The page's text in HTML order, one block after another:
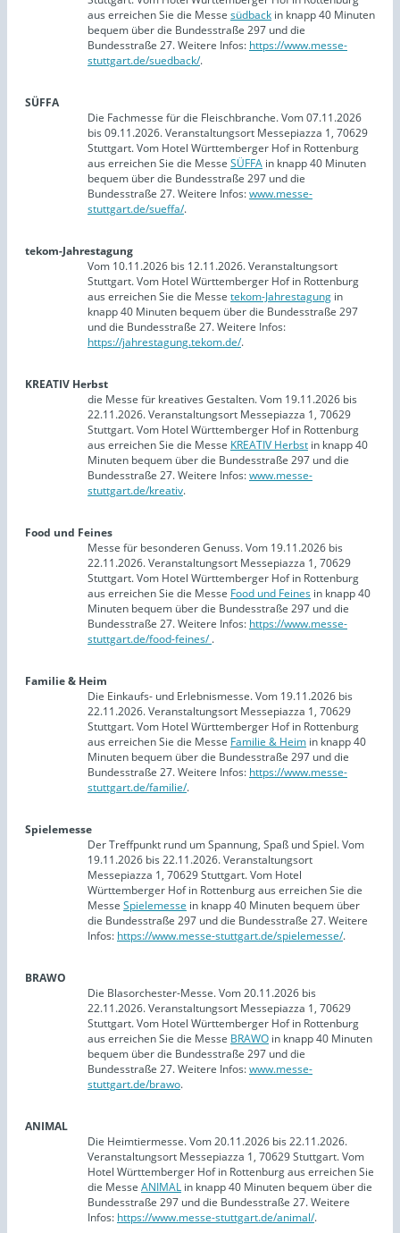
aus erreichen Sie die Messe südback in knapp 40 Minuten
bequem über die Bundesstraße 297 und die
Bundesstraße 27. Weitere Infos: https://www.messe-
stuttgart.de/suedback/.
SÜFFA
Die Fachmesse für die Fleischbranche. Vom 07.11.2026
bis 09.11.2026. Veranstaltungsort Messepiazza 1, 70629
Stuttgart. Vom Hotel Württemberger Hof in Rottenburg
aus erreichen Sie die Messe SÜFFA in knapp 40 Minuten
bequem über die Bundesstraße 297 und die
Bundesstraße 27. Weitere Infos:www.messe-
stuttgart.de/sueffa/.
tekom-Jahrestagung
Vom 10.11.2026 bis 12.11.2026. Veranstaltungsort
Stuttgart. Vom Hotel Württemberger Hof in Rottenburg
aus erreichen Sie die Messe tekom-Jahrestagung in
knapp 40 Minuten bequem über die Bundesstraße 297
und die Bundesstraße 27. Weitere Infos:
https://jahrestagung.tekom.de/.
KREATIV Herbst
die Messe für kreatives Gestalten. Vom 19.11.2026 bis
22.11.2026. Veranstaltungsort Messepiazza 1, 70629
Stuttgart. Vom Hotel Württemberger Hof in Rottenburg
aus erreichen Sie die Messe KREATIV Herbst in knapp 40
Minuten bequem über die Bundesstraße 297 und die
Bundesstraße 27. Weitere Infos:www.messe-
stuttgart.de/kreativ.
Food und Feines
Messe für besonderen Genuss. Vom 19.11.2026 bis
22.11.2026. Veranstaltungsort Messepiazza 1, 70629
Stuttgart. Vom Hotel Württemberger Hof in Rottenburg
aus erreichen Sie die Messe Food und Feines in knapp 40
Minuten bequem über die Bundesstraße 297 und die
Bundesstraße 27. Weitere Infos: https://www.messe-
stuttgart.de/food-feines/.
Familie & Heim
Die Einkaufs- und Erlebnismesse. Vom 19.11.2026 bis
22.11.2026. Veranstaltungsort Messepiazza 1, 70629
Stuttgart. Vom Hotel Württemberger Hof in Rottenburg
aus erreichen Sie die Messe Familie & Heim in knapp 40
Minuten bequem über die Bundesstraße 297 und die
Bundesstraße 27. Weitere Infos: https://www.messe-
stuttgart.de/familie/.
Spielemesse
Der Treffpunkt rund um Spannung, Spaß und Spiel. Vom
19.11.2026 bis 22.11.2026. Veranstaltungsort
Messepiazza 1, 70629 Stuttgart. Vom Hotel
Württemberger Hof in Rottenburg aus erreichen Sie die
Messe Spielemesse in knapp 40 Minuten bequem über
die Bundesstraße 297 und die Bundesstraße 27. Weitere
Infos: https://www.messe-stuttgart.de/spielemesse/.
BRAWO
Die Blasorchester-Messe. Vom 20.11.2026 bis
22.11.2026. Veranstaltungsort Messepiazza 1, 70629
Stuttgart. Vom Hotel Württemberger Hof in Rottenburg
aus erreichen Sie die Messe BRAWO in knapp 40 Minuten
bequem über die Bundesstraße 297 und die
Bundesstraße 27. Weitere Infos:www.messe-
stuttgart.de/brawo.
ANIMAL
Die Heimtiermesse. Vom 20.11.2026 bis 22.11.2026.
Veranstaltungsort Messepiazza 1, 70629 Stuttgart. Vom
Hotel Württemberger Hof in Rottenburg aus erreichen Sie
die Messe ANIMAL in knapp 40 Minuten bequem über die
Bundesstraße 297 und die Bundesstraße 27. Weitere
Infos: https://www.messe-stuttgart.de/animal/.